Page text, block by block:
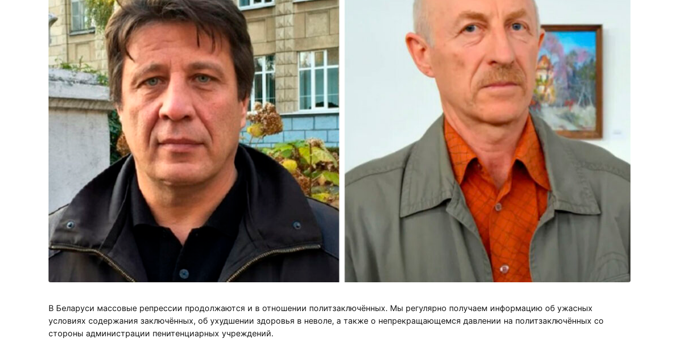
В Беларуси массовые репрессии продолжаются и в отношении политзаключённых. Мы регулярно получаем информацию об ужасных
условиях содержания заключённых, об ухудшении здоровья в неволе, а также о непрекращающемся давлении на политзаключённых со
стороны администрации пенитенциарных учреждений.